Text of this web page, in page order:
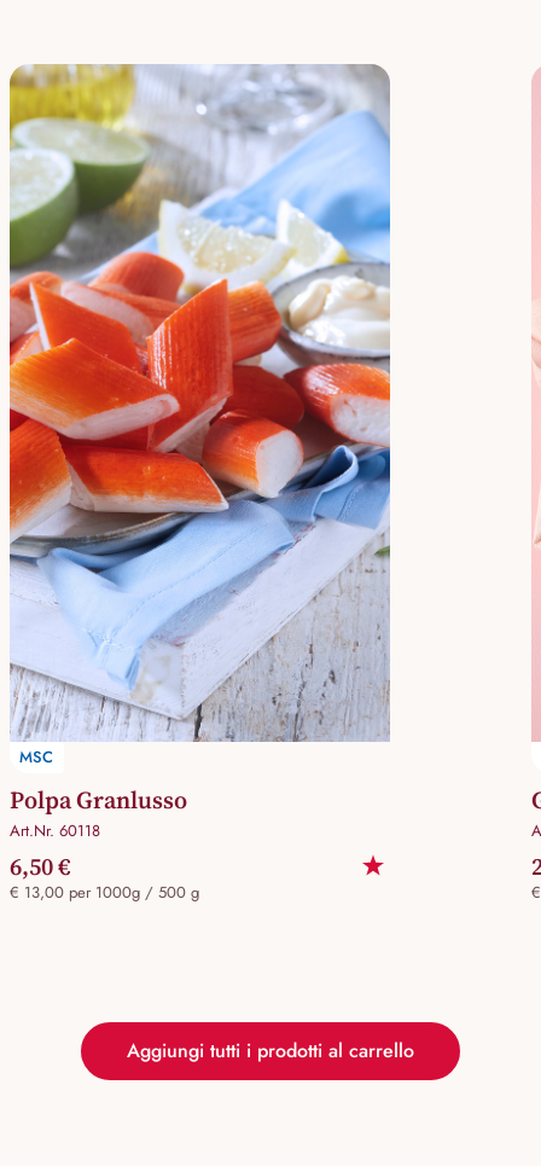
MSC
Polpa Granlusso
Art.Nr. 60118
6,50 €
€ 13,00 per 1000g / 500 g
Aggiungi tutti i prodotti al carrello